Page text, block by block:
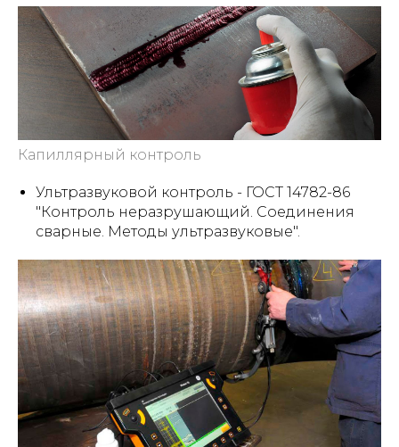
Капиллярный контроль
Ультразвуковой контроль - ГОСТ 14782-86
"Контроль неразрушающий. Соединения
сварные. Методы ультразвуковые".